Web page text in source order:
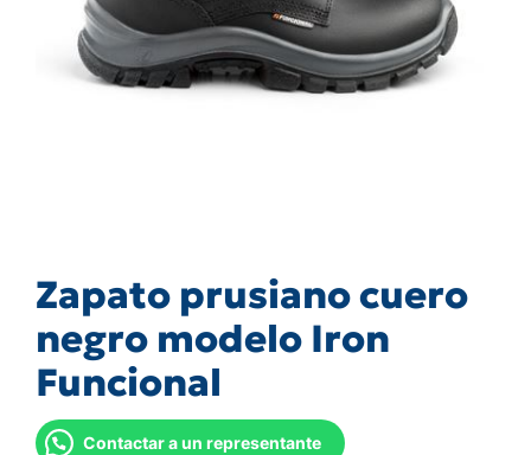
Zapato prusiano cuero
negro modelo Iron
Funcional
Contactar a un representante